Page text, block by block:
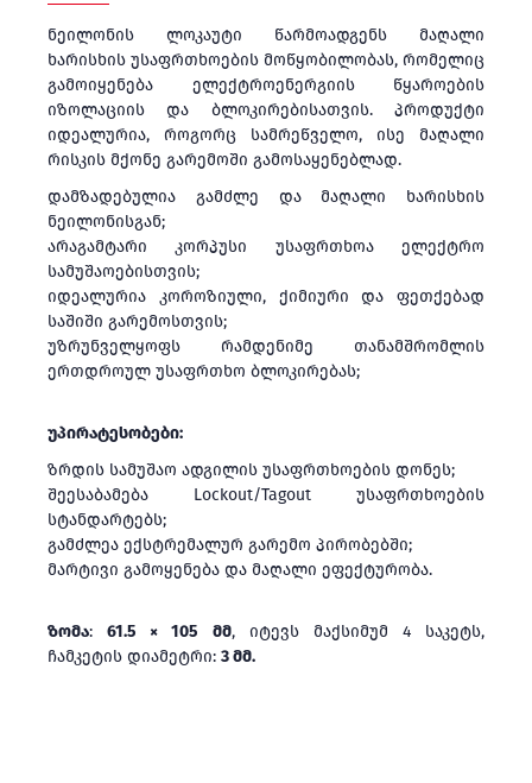
ნეილონის ლოკაუტი წარმოადგენს მაღალი
ხარისხის უსაფრთხოების მოწყობილობას, რომელიც
გამოიყენება ელექტროენერგიის წყაროების
იზოლაციის და ბლოკირებისათვის. პროდუქტი
იდეალურია, როგორც სამრეწველო, ისე მაღალი
რისკის მქონე გარემოში გამოსაყენებლად.
დამზადებულია გამძლე და მაღალი ხარისხის
ნეილონისგან;
არაგამტარი კორპუსი უსაფრთხოა ელექტრო
სამუშაოებისთვის;
იდეალურია კოროზიული, ქიმიური და ფეთქებად
საშიში გარემოსთვის;
უზრუნველყოფს რამდენიმე თანამშრომლის
ერთდროულ უსაფრთხო ბლოკირებას;
უპირატესობები:
ზრდის სამუშაო ადგილის უსაფრთხოების დონეს;
შეესაბამება Lockout/Tagout უსაფრთხოების
სტანდარტებს;
გამძლეა ექსტრემალურ გარემო პირობებში;
მარტივი გამოყენება და მაღალი ეფექტურობა.
ზომა:61.5 × 105 მმ, იტევს მაქსიმუმ 4 საკეტს,
ჩამკეტის დიამეტრი: 3 მმ.